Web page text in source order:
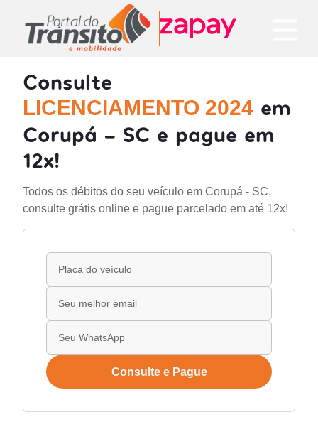
Consulte
LICENCIAMENTO 2024 em
Corupá - SC e pague em
12x!
Todos os débitos do seu veículo em Corupá - SC,
consulte grátis online e pague parcelado em até 12x!
Consulte e Pague